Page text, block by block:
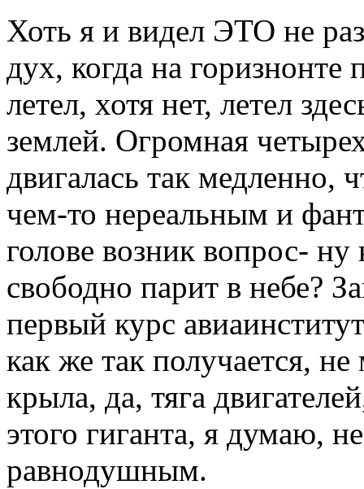
Хоть я и видел ЭТО не
дух, когда на
летел, хотя нет, летел
землей. Огромная
двигалась так медленно,
чем-то нереальным и
голове возник вопрос- ну
свободно парит в небе?
первый курс
как же так получается,
крыла, да, тяга
этого гиганта, я думаю,
равнодушным.